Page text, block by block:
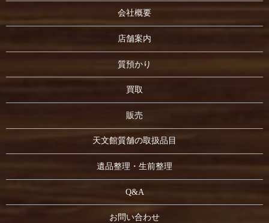
会社概要
店舗案内
質預かり
買取
販売
天文館質舗の取扱品目
遺品整理・生前整理
Q&A
お問い合わせ